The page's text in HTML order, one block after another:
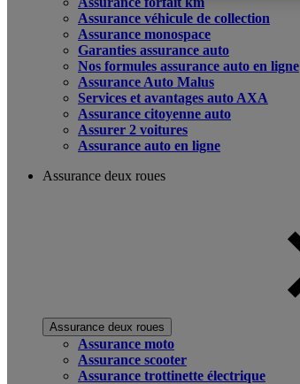
Assurance véhicule de collection
Assurance monospace
Garanties assurance auto
Nos formules assurance auto en ligne
Assurance Auto Malus
Services et avantages auto AXA
Assurance citoyenne auto
Assurer 2 voitures
Assurance auto en ligne
Assurance deux roues
Assurance deux roues
Assurance moto
Assurance scooter
Assurance trottinette électrique